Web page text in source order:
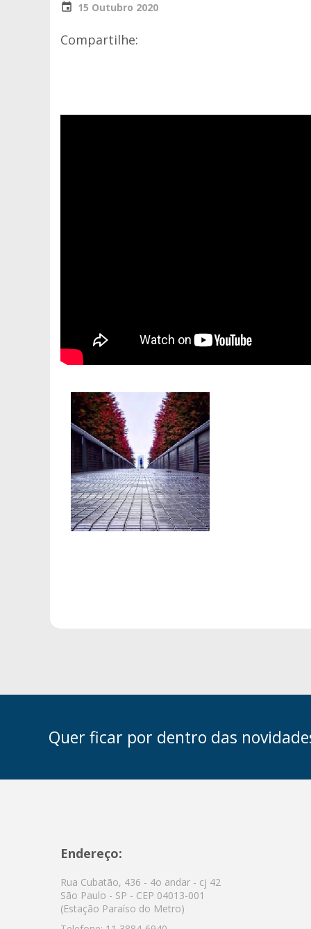
15 Outubro 2020
Compartilhe:
Quer ficar por dentro das
Endereço:
Rua Cubatão, 436 - 4o andar - cj 42
São Paulo - SP - CEP 04013-001
(Estação Paraíso do Metro)